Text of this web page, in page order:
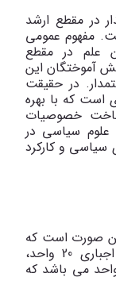
در مقطع ارشد
مفهوم عمومی
علم در مقطع
آموختگان این
در حقیقت
است که با بهره
خصوصیات
سیاسی در
سیاسی و کارکرد
صورت است که
تعداد واحدهای کل آن 32 واحد، دروس اجباری 20 واحد،
8 واحد و پایان نامه هم 4 واحد می باشد که